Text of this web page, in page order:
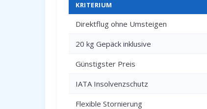
KRITERIUM
Direktflug ohne Umsteigen
20 kg Gepäck inklusive
Günstigster Preis
IATA Insolvenzschutz
Flexible Stornierung